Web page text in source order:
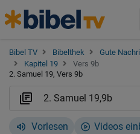
Bibel TV Bibelthek Gute
Kapitel 19
Vers 9b
2. Samuel 19, Vers 9b
Vorlesen Videos